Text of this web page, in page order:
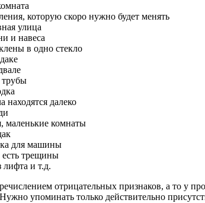
которую скоро нужно будет менять
улица
и навеса
в одно стекло
трубы
находятся далеко
маленькие комнаты
для машины
есть трещины
лифта и т.д.
отрицательных признаков, а то у
упоминать только действительно